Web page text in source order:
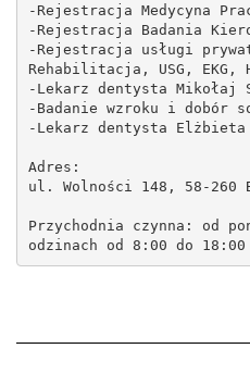
-Rejestracja Medycyna
-Rejestracja Badania
-Rejestracja usługi
Rehabilitacja, USG,
-Lekarz dentysta Mikołaj
-Badanie wzroku i dobór
-Lekarz dentysta
Adres:
ul. Wolności 148, 58-260
Przychodnia czynna: od
odzinach od 8:00 do 18:00